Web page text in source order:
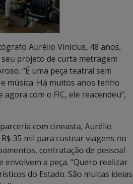
Aurélio Vinicius, 48 anos,
projeto de curta metragem
“É uma peça teatral sem
música. Há muitos anos tenho
com o FIC, ele reacendeu”,
com cineasta, Aurélio
35 mil para custear viagens no
contratação de pessoal
a peça. “Quero realizar
do Estado. São muitas ideias